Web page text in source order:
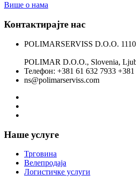
Више о нама
Контактирајте нас
POLIMARSERVISS D.O.O.
POLIMAR D.O.O., Slovenia,
Телефон: +381 61 632 7933
ns@polimarserviss.com
Наше услуге
Трговина
Велепродаја
Логистичке услуги